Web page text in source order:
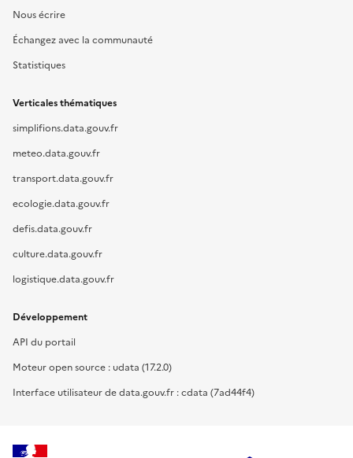
Nous écrire
Échangez avec la communauté
Statistiques
Verticales thématiques
simplifions.data.gouv.fr
meteo.data.gouv.fr
transport.data.gouv.fr
ecologie.data.gouv.fr
defis.data.gouv.fr
culture.data.gouv.fr
logistique.data.gouv.fr
Développement
API du portail
Moteur open source : udata (17.2.0)
Interface utilisateur de data.gouv.fr : cdata (7ad44f4)